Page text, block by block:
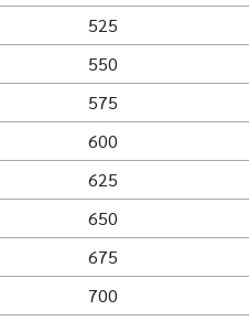
525
550
575
600
625
650
675
700